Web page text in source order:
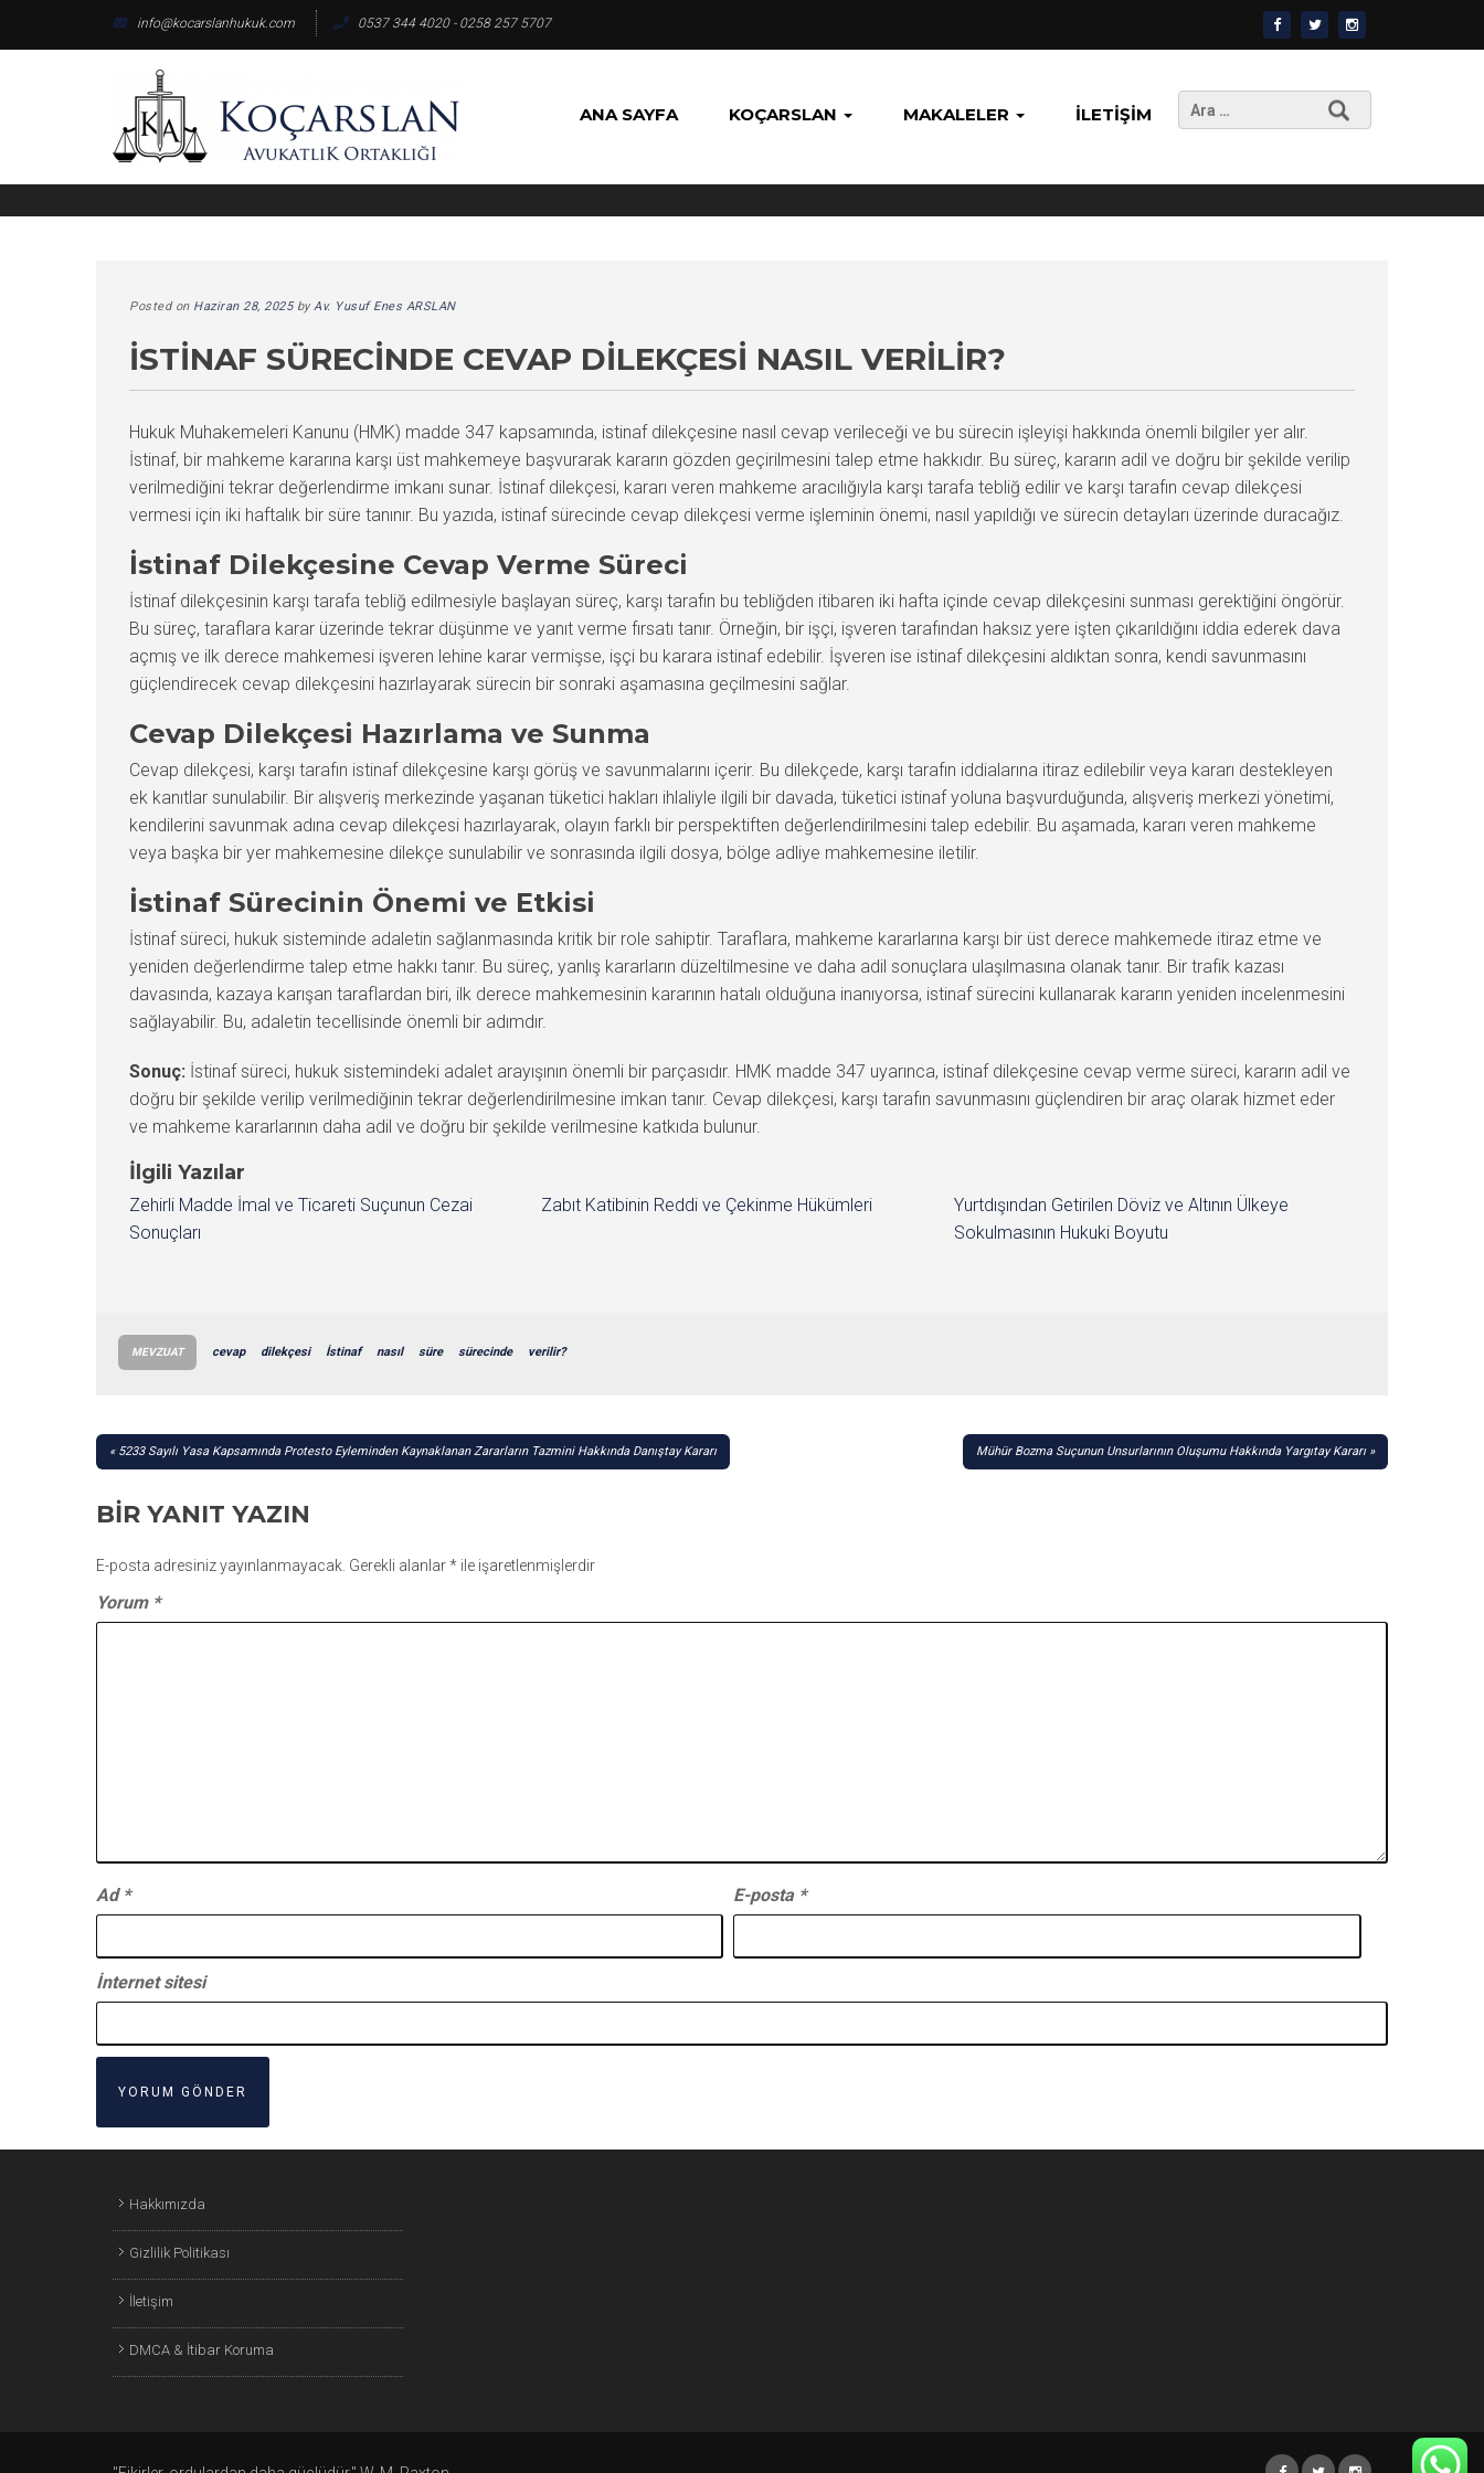
info@kocarslanhukuk.com 0537 344 4020 - 0258 257 5707
ANA SAYFA KOÇARSLAN MAKALELER İLETIŞIM
Arama:
Posted on Haziran 28, 2025byAv. Yusuf Enes ARSLAN
İSTINAF SÜRECINDE CEVAP DILEKÇESI NASIL VERILIR?
Hukuk Muhakemeleri Kanunu (HMK) madde 347 kapsamında, istinaf dilekçesine nasıl cevap verileceği ve bu sürecin işleyişi hakkında önemli bilgiler yer alır.
İstinaf, bir mahkeme kararına karşı üst mahkemeye başvurarak kararın gözden geçirilmesini talep etme hakkıdır. Bu süreç, kararın adil ve doğru bir şekilde verilip
verilmediğini tekrar değerlendirme imkanı sunar. İstinaf dilekçesi, kararı veren mahkeme aracılığıyla karşı tarafa tebliğ edilir ve karşı tarafın cevap dilekçesi
vermesi için iki haftalık bir süre tanınır. Bu yazıda, istinaf sürecinde cevap dilekçesi verme işleminin önemi, nasıl yapıldığı ve sürecin detayları üzerinde duracağız.
İstinaf Dilekçesine Cevap Verme Süreci
İstinaf dilekçesinin karşı tarafa tebliğ edilmesiyle başlayan süreç, karşı tarafın bu tebliğden itibaren iki hafta içinde cevap dilekçesini sunması gerektiğini öngörür.
Bu süreç, taraflara karar üzerinde tekrar düşünme ve yanıt verme fırsatı tanır. Örneğin, bir işçi, işveren tarafından haksız yere işten çıkarıldığını iddia ederek dava
açmış ve ilk derece mahkemesi işveren lehine karar vermişse, işçi bu karara istinaf edebilir. İşveren ise istinaf dilekçesini aldıktan sonra, kendi savunmasını
güçlendirecek cevap dilekçesini hazırlayarak sürecin bir sonraki aşamasına geçilmesini sağlar.
Cevap Dilekçesi Hazırlama ve Sunma
Cevap dilekçesi, karşı tarafın istinaf dilekçesine karşı görüş ve savunmalarını içerir. Bu dilekçede, karşı tarafın iddialarına itiraz edilebilir veya kararı destekleyen
ek kanıtlar sunulabilir. Bir alışveriş merkezinde yaşanan tüketici hakları ihlaliyle ilgili bir davada, tüketici istinaf yoluna başvurduğunda, alışveriş merkezi yönetimi,
kendilerini savunmak adına cevap dilekçesi hazırlayarak, olayın farklı bir perspektiften değerlendirilmesini talep edebilir. Bu aşamada, kararı veren mahkeme
veya başka bir yer mahkemesine dilekçe sunulabilir ve sonrasında ilgili dosya, bölge adliye mahkemesine iletilir.
İstinaf Sürecinin Önemi ve Etkisi
İstinaf süreci, hukuk sisteminde adaletin sağlanmasında kritik bir role sahiptir. Taraflara, mahkeme kararlarına karşı bir üst derece mahkemede itiraz etme ve
yeniden değerlendirme talep etme hakkı tanır. Bu süreç, yanlış kararların düzeltilmesine ve daha adil sonuçlara ulaşılmasına olanak tanır. Bir trafik kazası
davasında, kazaya karışan taraflardan biri, ilk derece mahkemesinin kararının hatalı olduğuna inanıyorsa, istinaf sürecini kullanarak kararın yeniden incelenmesini
sağlayabilir. Bu, adaletin tecellisinde önemli bir adımdır.
Sonuç: İstinaf süreci, hukuk sistemindeki adalet arayışının önemli bir parçasıdır. HMK madde 347 uyarınca, istinaf dilekçesine cevap verme süreci, kararın adil ve
doğru bir şekilde verilip verilmediğinin tekrar değerlendirilmesine imkan tanır. Cevap dilekçesi, karşı tarafın savunmasını güçlendiren bir araç olarak hizmet eder
ve mahkeme kararlarının daha adil ve doğru bir şekilde verilmesine katkıda bulunur.
İlgili Yazılar
Zehirli Madde İmal ve Ticareti Suçunun Cezai
Sonuçları
Zabıt Katibinin Reddi ve Çekinme Hükümleri
Yurtdışından Getirilen Döviz ve Altının Ülkeye
Sokulmasının Hukuki Boyutu
MEVZUAT cevap dilekçesi İstinaf nasıl süre sürecinde verilir?
YAZI
5233 Sayılı Yasa Kapsamında Protesto Eyleminden Kaynaklanan Zararların Tazmini Hakkında Danıştay Kararı Mühür Bozma Suçunun Unsurlarının Oluşumu Hakkında Yargıtay Kararı
BIR YANIT YAZIN
E-posta adresiniz yayınlanmayacak. Gerekli alanlar* ile işaretlenmişlerdir
Yorum *
Ad * E-posta *
İnternet sitesi
Hakkımızda
Gizlilik Politikası
İletişim
DMCA & İtibar Koruma